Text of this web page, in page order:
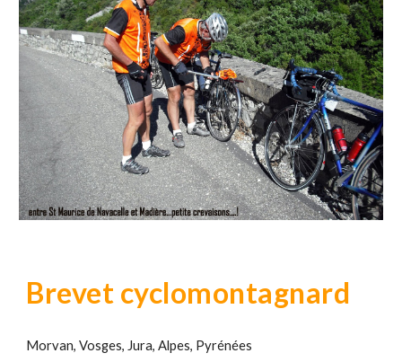
Brevet cyclomontagnard
Morvan, Vosges, Jura, Alpes, Pyrénées